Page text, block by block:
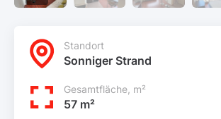
Standort
Sonniger Strand
Gesamtfläche, m²
57 m²